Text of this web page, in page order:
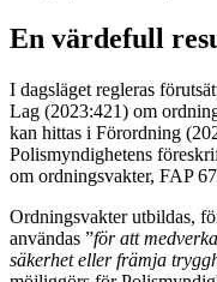
En värdefull
I dagsläget regleras
Lag (2023:421) om
kan hittas i Förordning
Polismyndighetens
om ordningsvakter, FAP
Ordningsvakter utbildas,
användas ”för att
säkerhet eller främja